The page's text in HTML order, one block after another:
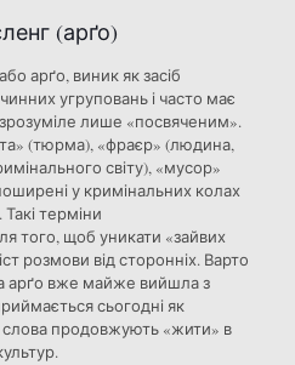
(арґо)
арґо, виник як засіб
угруповань і часто має
лише «посвяченим».
(тюрма), «фраєр» (людина,
світу), «мусор»
у кримінальних колах
терміни
того, щоб уникати «зайвих
розмови від сторонніх. Варто
арґо вже майже вийшла з
сьогодні як
слова продовжують «жити» в